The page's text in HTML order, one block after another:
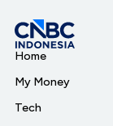
Home
My Money
Tech